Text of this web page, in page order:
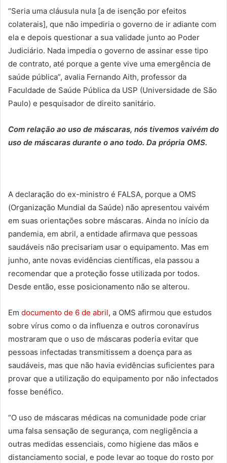
“Seria uma cláusula nula [a de isenção por efeitos
colaterais], que não impediria o governo de ir adiante com
ela e depois questionar a sua validade junto ao Poder
Judiciário. Nada impedia o governo de assinar esse tipo
de contrato, até porque a gente vive uma emergência de
saúde pública”, avalia Fernando Aith, professor da
Faculdade de Saúde Pública da USP (Universidade de São
Paulo) e pesquisador de direito sanitário.
Com relação ao uso de máscaras, nós tivemos vaivém do
uso de máscaras durante o ano todo. Da própria OMS.
A declaração do ex-ministro é FALSA, porque a OMS
(Organização Mundial da Saúde) não apresentou vaivém
em suas orientações sobre máscaras. Ainda no início da
pandemia, em abril, a entidade afirmava que pessoas
saudáveis não precisariam usar o equipamento. Mas em
junho, ante novas evidências científicas, ela passou a
recomendar que a proteção fosse utilizada por todos.
Desde então, esse posicionamento não se alterou.
Em documento de 6 de abril, a OMS afirmou que estudos
sobre vírus como o da influenza e outros coronavírus
mostraram que o uso de máscaras poderia evitar que
pessoas infectadas transmitissem a doença para as
saudáveis, mas que não havia evidências suficientes para
provar que a utilização do equipamento por não infectados
fosse benéfico.
“O uso de máscaras médicas na comunidade pode criar
uma falsa sensação de segurança, com negligência a
outras medidas essenciais, como higiene das mãos e
distanciamento social, e pode levar ao toque do rosto por